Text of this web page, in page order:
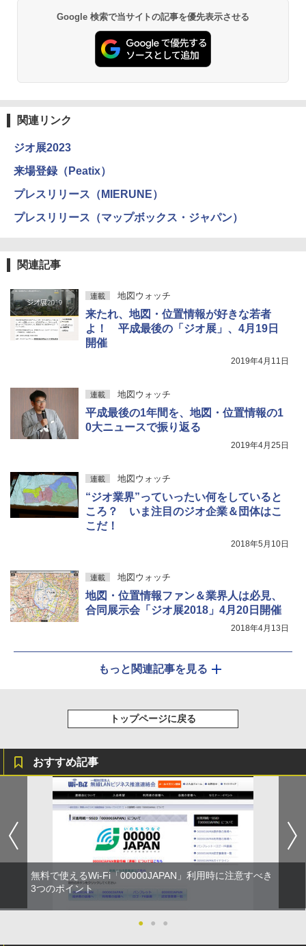
Google 検索で当サイトの記事を優先表示させる
関連リンク
ジオ展2023
来場登録（Peatix）
プレスリリース（MIERUNE）
プレスリリース（マップボックス・ジャパン）
関連記事
連載 地図ウォッチ
来たれ、地図・位置情報が好きな若者
よ！ 平成最後の「ジオ展」、4月19日
開催
2019年4月11日
連載 地図ウォッチ
平成最後の1年間を、地図・位置情報の1
0大ニュースで振り返る
2019年4月25日
連載 地図ウォッチ
“ジオ業界”っていったい何をしていると
ころ？ いま注目のジオ企業＆団体はこ
こだ！
2018年5月10日
連載 地図ウォッチ
地図・位置情報ファン＆業界人は必見、
合同展示会「ジオ展2018」4月20日開催
2018年4月13日
もっと関連記事を見る
トップページに戻る
おすすめ記事
無料で使えるWi-Fi「00000JAPAN」利用時に注意すべき
3つのポイント
● ● ●